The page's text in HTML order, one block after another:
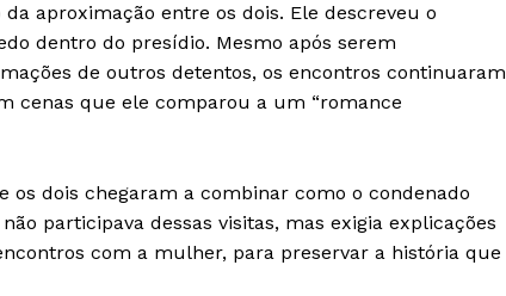
RSS
Política de Privacidade e Cookies
aproximação entre os dois. Ele descreveu o
dentro do presídio. Mesmo após serem
de outros detentos, os encontros continuaram
cenas que ele comparou a um “romance
dois chegaram a combinar como o condenado
participava dessas visitas, mas exigia explicações
com a mulher, para preservar a história que